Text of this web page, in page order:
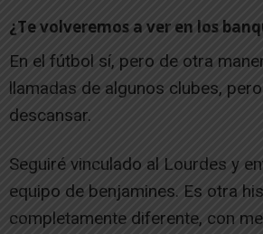
¿Te volveremos a ver en los
En el fútbol sí, pero de otra
llamadas de algunos clubes,
descansar.
Seguiré vinculado al Lourdes y
equipo de benjamines. Es otra
completamente diferente, con